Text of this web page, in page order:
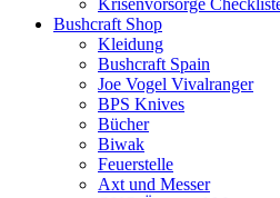
Krisenvorsorge
Bushcraft Shop
Kleidung
Bushcraft Spain
Joe Vogel Vivalranger
BPS Knives
Bücher
Biwak
Feuerstelle
Axt und Messer